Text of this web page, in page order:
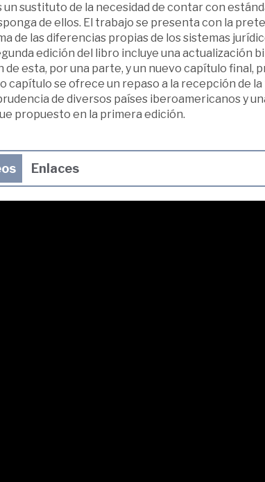
un sustituto de la necesidad de contar con
de ellos. El trabajo se presenta con la
de las diferencias propias de los sistemas
edición del libro incluye una actualización
de esta, por una parte, y un nuevo capítulo final,
capítulo se ofrece un repaso a la recepción de
de diversos países iberoamericanos y
propuesto en la primera edición.
Enlaces